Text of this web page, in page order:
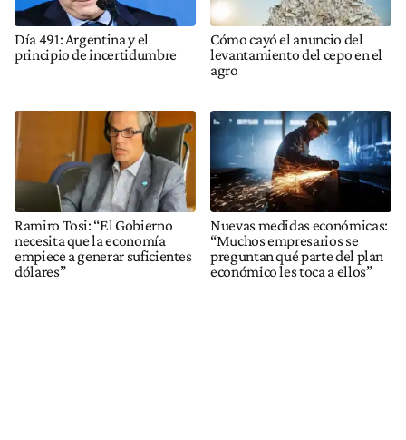
Día 491: Argentina y el
principio de incertidumbre
Cómo cayó el anuncio del
levantamiento del cepo en el
agro
Ramiro Tosi: “El Gobierno
necesita que la economía
empiece a generar suficientes
dólares”
Nuevas medidas económicas:
“Muchos empresarios se
preguntan qué parte del plan
económico les toca a ellos”